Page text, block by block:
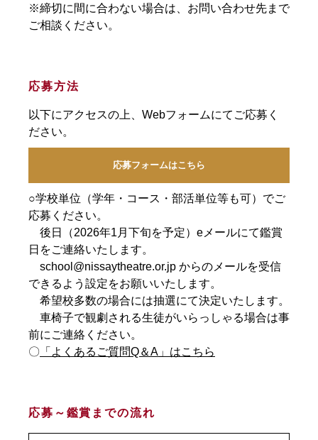
※締切に間に合わない場合は、お問い合わせ先まで
ご相談ください。
応募方法
以下にアクセスの上、Webフォームにてご応募く
ださい。
応募フォームはこちら
○学校単位（学年・コース・部活単位等も可）でご
応募ください。
後日（2026年1月下旬を予定）eメールにて鑑賞
日をご連絡いたします。
school@nissaytheatre.or.jp からのメールを受信
できるよう設定をお願いいたします。
希望校多数の場合には抽選にて決定いたします。
車椅子で観劇される生徒がいらっしゃる場合は事
前にご連絡ください。
〇 「よくあるご質問Q＆A」はこちら
応募～鑑賞までの流れ